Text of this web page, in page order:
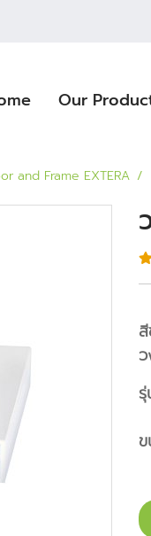
Our
and Frame EXTERA